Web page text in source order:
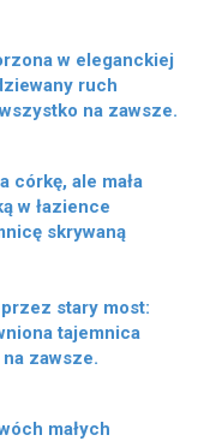
w eleganckiej
ruch
na zawsze.
córkę, ale mała
w łazience
skrywaną
stary most:
tajemnica
zawsze.
małych